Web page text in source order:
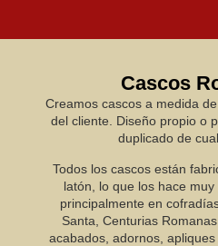
Cascos
Creamos cascos a medida
del cliente. Diseño propio o
duplicado de
Todos los cascos están
latón, lo que los hace
principalmente en
Santa, Centurias
acabados, adornos,